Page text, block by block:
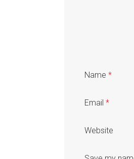
Name *
Email *
Website